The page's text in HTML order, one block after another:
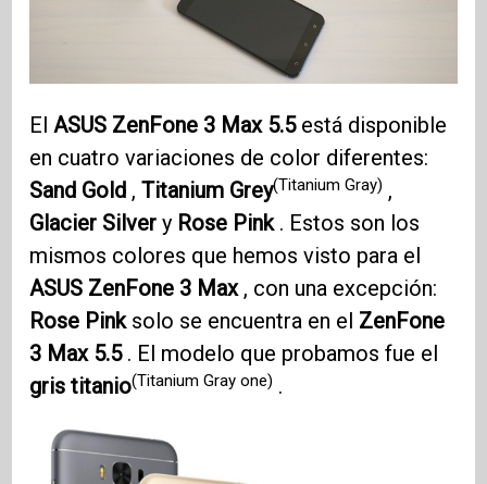
ElASUS ZenFone 3 Max 5.5está disponible
en cuatro variaciones de color diferentes:
Sand Gold ,Titanium Grey(Titanium Gray) ,
Glacier Silver y Rose Pink. Estos son los
mismos colores que hemos visto para el
ASUS ZenFone 3 Max, con una excepción:
Rose Pinksolo se encuentra en el ZenFone
3 Max 5.5. El modelo que probamos fue el
gris titanio(Titanium Gray one) .